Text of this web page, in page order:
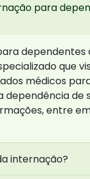
para
dependentes
que
médicos
dependência de
entre
internação?